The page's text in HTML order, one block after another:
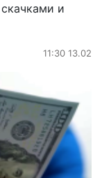
и
11:30 13.02